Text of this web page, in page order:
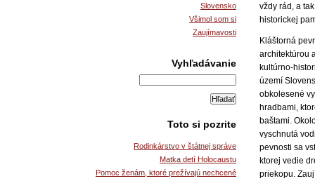
Slovensko
Všimol som si
Zaujímavosti
Vyhľadávanie
Toto si pozrite
Rodinkárstvo v štátnej správe
Matka detí Holocaustu
Pomoc ženám, ktoré prežívajú nechcené
vždy rád, a
historickej
Kláštorná
architektúrou
kultúrno-
území
obkolesené
hradbami,
baštami.
vyschnutá
pevnosti sa
ktorej vedie
priekopu.